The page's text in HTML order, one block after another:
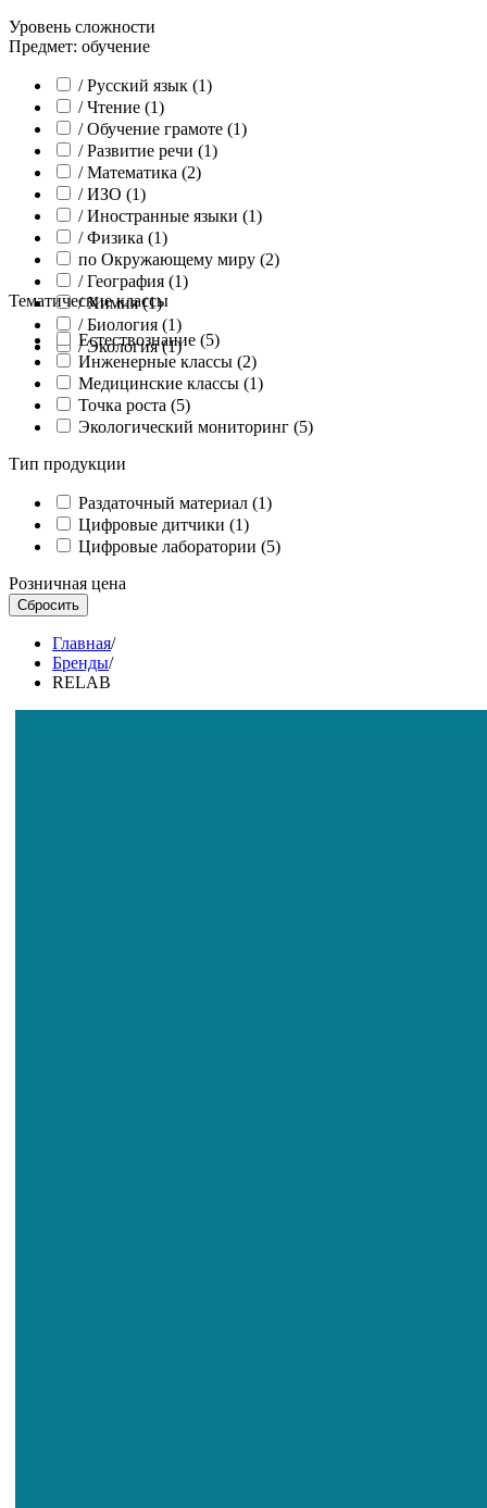
Уровень сложности
Предмет: обучение
/ Русский язык (1)
/ Чтение (1)
/ Обучение грамоте (1)
/ Развитие речи (1)
/ Математика (2)
/ ИЗО (1)
/ Иностранные языки (1)
/ Физика (1)
по Окружающему миру (2)
/ География (1)
/ Химия (1)
/ Биология (1)
/ Экология (1)
Тематические классы
Естествознание (5)
Инженерные классы (2)
Медицинские классы (1)
Точка роста (5)
Экологический мониторинг (5)
Тип продукции
Раздаточный материал (1)
Цифровые дитчики (1)
Цифровые лаборатории (5)
Розничная цена
Главная/
Бренды/
RELAB